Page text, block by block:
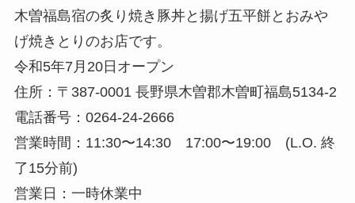
木曽福島宿の炙り焼き豚丼と揚げ五平餅とおみや
げ焼きとりのお店です。
令和5年7月20日オープン
住所：〒387-0001 長野県木曽郡木曽町福島5134-2
電話番号：0264-24-2666
営業時間：11:30〜14:30 17:00〜19:00 (L.O. 終
了15分前)
営業日：一時休業中